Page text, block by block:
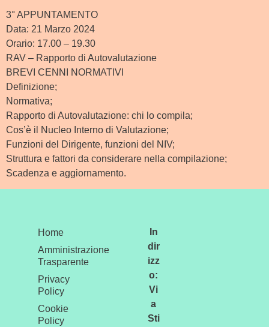
3° APPUNTAMENTO
Data: 21 Marzo 2024
Orario: 17.00 – 19.30
RAV – Rapporto di Autovalutazione
BREVI CENNI NORMATIVI
Definizione;
Normativa;
Rapporto di Autovalutazione: chi lo compila;
Cos’è il Nucleo Interno di Valutazione;
Funzioni del Dirigente, funzioni del NIV;
Struttura e fattori da considerare nella compilazione;
Scadenza e aggiornamento.
Home
Amministrazione
Trasparente
Privacy
Policy
Cookie
Policy
In
dir
izz
o:
Vi
a
Sti